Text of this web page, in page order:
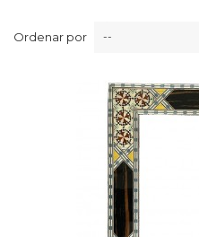
Ordenar por --